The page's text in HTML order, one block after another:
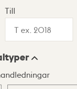
Till